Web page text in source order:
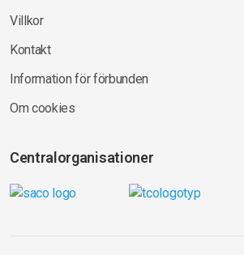
Villkor
Kontakt
Information för förbunden
Om cookies
Centralorganisationer